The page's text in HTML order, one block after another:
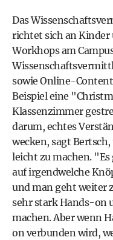
Das
richtet sich an Kinder
Workhops am
sowie Online-
Beispiel eine
Klassenzimmer
darum, echtes
wecken, sagt
leicht zu machen.
auf irgendwelche
und man geht weiter
sehr stark Hands-on
machen. Aber wenn
on verbunden wird,